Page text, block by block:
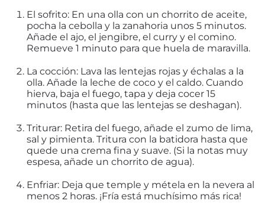
El sofrito: En una olla con un chorrito de aceite,
pocha la cebolla y la zanahoria unos 5 minutos.
Añade el ajo, el jengibre, el curry y el comino.
Remueve 1 minuto para que huela de maravilla.
La cocción: Lava las lentejas rojas y échalas a la
olla. Añade la leche de coco y el caldo. Cuando
hierva, baja el fuego, tapa y deja cocer 15
minutos (hasta que las lentejas se deshagan).
Triturar: Retira del fuego, añade el zumo de lima,
sal y pimienta. Tritura con la batidora hasta que
quede una crema fina y suave. (Si la notas muy
espesa, añade un chorrito de agua).
Enfriar: Deja que temple y métela en la nevera al
menos 2 horas. ¡Fría está muchísimo más rica!